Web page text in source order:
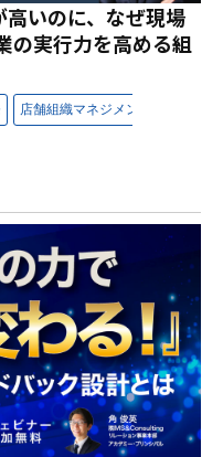
いのに、なぜ現場
の実行力を高める組